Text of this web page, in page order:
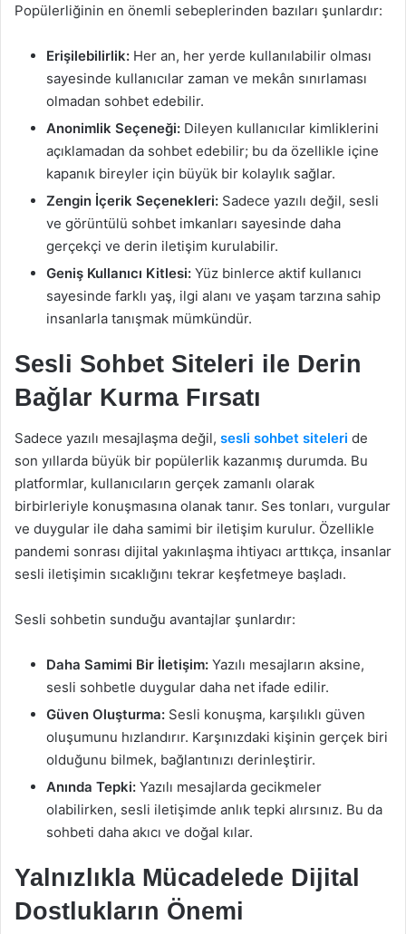
Popülerliğinin en önemli sebeplerinden bazıları şunlardır:
Erişilebilirlik: Her an, her yerde kullanılabilir olması
sayesinde kullanıcılar zaman ve mekân sınırlaması
olmadan sohbet edebilir.
Anonimlik Seçeneği: Dileyen kullanıcılar kimliklerini
açıklamadan da sohbet edebilir; bu da özellikle içine
kapanık bireyler için büyük bir kolaylık sağlar.
Zengin İçerik Seçenekleri: Sadece yazılı değil, sesli
ve görüntülü sohbet imkanları sayesinde daha
gerçekçi ve derin iletişim kurulabilir.
Geniş Kullanıcı Kitlesi: Yüz binlerce aktif kullanıcı
sayesinde farklı yaş, ilgi alanı ve yaşam tarzına sahip
insanlarla tanışmak mümkündür.
Sesli Sohbet Siteleri ile Derin
Bağlar Kurma Fırsatı
Sadece yazılı mesajlaşma değil, sesli sohbet siteleri de
son yıllarda büyük bir popülerlik kazanmış durumda. Bu
platformlar, kullanıcıların gerçek zamanlı olarak
birbirleriyle konuşmasına olanak tanır. Ses tonları, vurgular
ve duygular ile daha samimi bir iletişim kurulur. Özellikle
pandemi sonrası dijital yakınlaşma ihtiyacı arttıkça, insanlar
sesli iletişimin sıcaklığını tekrar keşfetmeye başladı.
Sesli sohbetin sunduğu avantajlar şunlardır:
Daha Samimi Bir İletişim: Yazılı mesajların aksine,
sesli sohbetle duygular daha net ifade edilir.
Güven Oluşturma: Sesli konuşma, karşılıklı güven
oluşumunu hızlandırır. Karşınızdaki kişinin gerçek biri
olduğunu bilmek, bağlantınızı derinleştirir.
Anında Tepki: Yazılı mesajlarda gecikmeler
olabilirken, sesli iletişimde anlık tepki alırsınız. Bu da
sohbeti daha akıcı ve doğal kılar.
Yalnızlıkla Mücadelede Dijital
Dostlukların Önemi